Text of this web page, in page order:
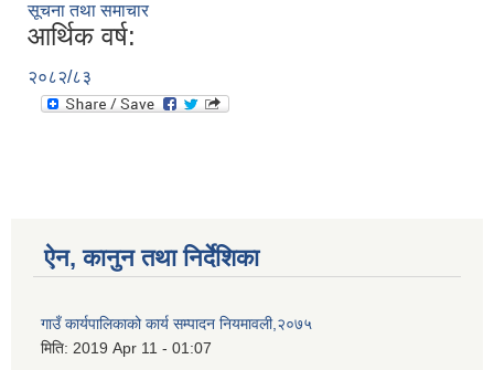
सूचना तथा समाचार
आर्थिक वर्ष:
२०८२/८३
ऐन, कानुन तथा निर्देशिका
गाउँ कार्यपालिकाको कार्य सम्पादन नियमावली,२०७५
मिति: 2019 Apr 11 - 01:07